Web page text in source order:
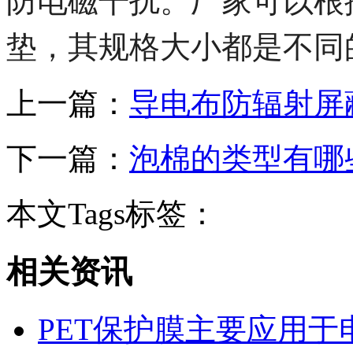
垫，其规格大小都是不同
上一篇： 导电布防辐射屏
下一篇： 泡棉的类型有哪
本文Tags标签：
相关资讯
PET保护膜主要应用于